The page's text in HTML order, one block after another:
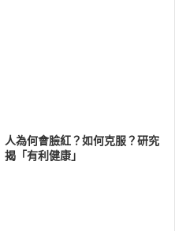
人為何會臉紅？如何克服？研究
揭「有利健康」